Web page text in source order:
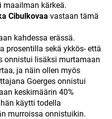
kärkeä.
Cibulkovaa vastaan tämä
kahdessa erässä.
prosentilla sekä ykkös- että
onnistui lisäksi murtamaan
ja näin ollen myös
Goerges onnistui
keskimäärin 40%
käytti todella
murroissa onnistuikin.